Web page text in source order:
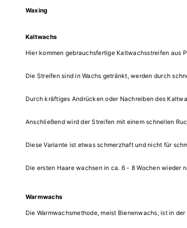
Waxing
Kaltwachs
Hier kommen gebrauchsfertige Kaltwachsstreifen aus
Die Streifen sind in Wachs getränkt, werden durch
Durch kräftiges Andrücken oder Nachreiben des
Anschließend wird der Streifen mit einem schnellen
Diese Variante ist etwas schmerzhaft und nicht für
Die ersten Haare wachsen in ca. 6 - 8 Wochen wieder
Warmwachs
Die Warmwachsmethode, meist Bienenwachs, ist in